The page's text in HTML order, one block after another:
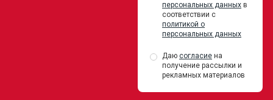
персональных данных в
соответствии с
политикой о
персональных данных
Даю согласие на
получение рассылки и
рекламных материалов